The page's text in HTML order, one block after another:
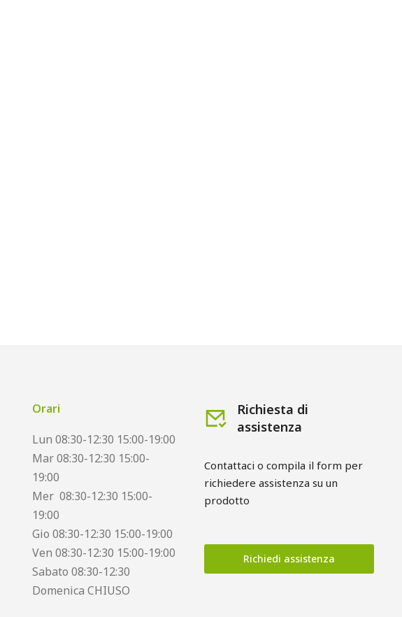
Orari
Lun 08:30-12:30 15:00-19:00
Mar 08:30-12:30 15:00-
19:00
Mer 08:30-12:30 15:00-
19:00
Gio 08:30-12:30 15:00-19:00
Ven 08:30-12:30 15:00-19:00
Sabato 08:30-12:30
Domenica CHIUSO
Richiesta di
assistenza
Contattaci o compila il form per
richiedere assistenza su un
prodotto
Richiedi assistenza